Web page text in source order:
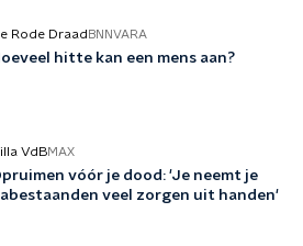
Rode Draad BNNVARA
hitte kan een mens aan?
VdBMAX
vóór je dood: 'Je neemt je
veel zorgen uit handen'